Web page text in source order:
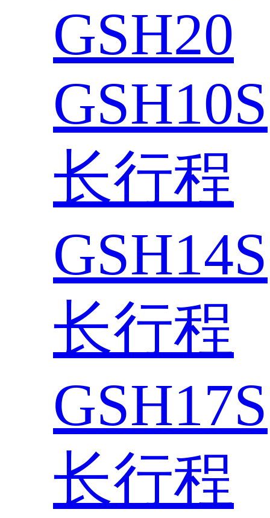
GSH20
GSH10S
长行程
GSH14S
长行程
GSH17S
长行程